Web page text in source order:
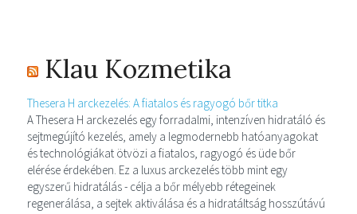
Klau Kozmetika
Thesera H arckezelés: A fiatalos és ragyogó bőr titka
A Thesera H arckezelés egy forradalmi, intenzíven hidratáló és
sejtmegújító kezelés, amely a legmodernebb hatóanyagokat
és technológiákat ötvözi a fiatalos, ragyogó és üde bőr
elérése érdekében. Ez a luxus arckezelés több mint egy
egyszerű hidratálás - célja a bőr mélyebb rétegeinek
regenerálása, a sejtek aktiválása és a hidratáltság hosszútávú